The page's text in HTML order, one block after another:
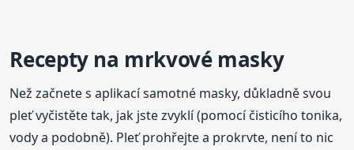
Recepty na mrkvové masky
Než začnete s aplikací samotné masky, důkladně svou
pleť vyčistěte tak, jak jste zvyklí (pomocí čisticího tonika,
vody a podobně). Pleť prohřejte a prokrvte, není to nic